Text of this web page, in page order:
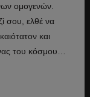
ομογενών.
σου, ελθέ να
και
του κόσμου…